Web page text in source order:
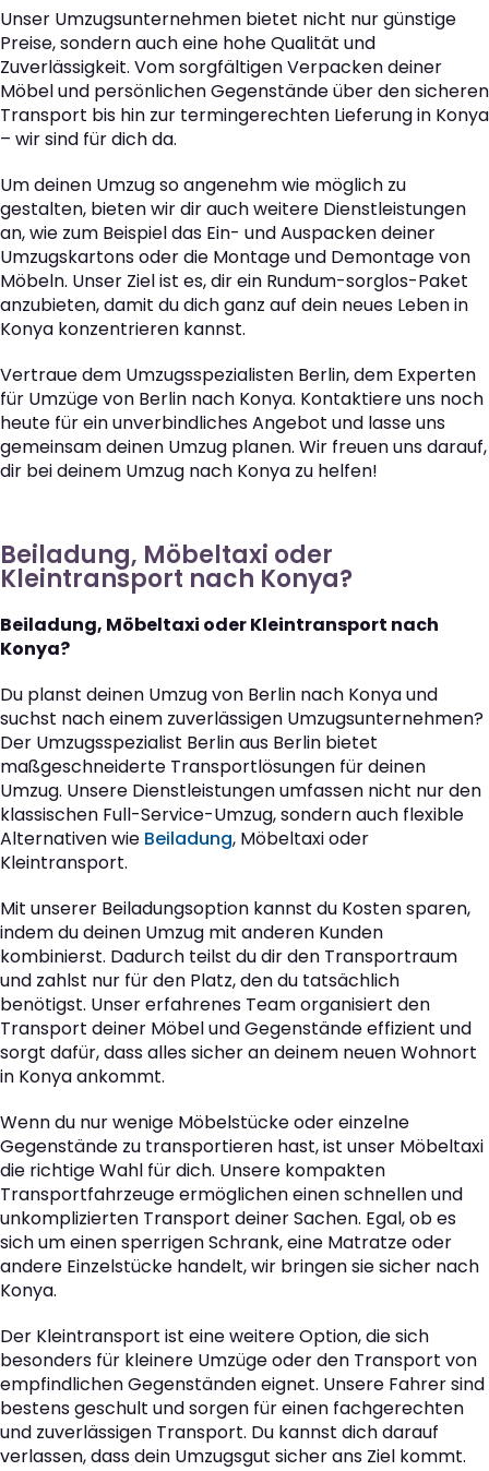
Unser Umzugsunternehmen bietet nicht nur günstige
Preise, sondern auch eine hohe Qualität und
Zuverlässigkeit. Vom sorgfältigen Verpacken deiner
Möbel und persönlichen Gegenstände über den sicheren
Transport bis hin zur termingerechten Lieferung in Konya
– wir sind für dich da.
Um deinen Umzug so angenehm wie möglich zu
gestalten, bieten wir dir auch weitere Dienstleistungen
an, wie zum Beispiel das Ein- und Auspacken deiner
Umzugskartons oder die Montage und Demontage von
Möbeln. Unser Ziel ist es, dir ein Rundum-sorglos-Paket
anzubieten, damit du dich ganz auf dein neues Leben in
Konya konzentrieren kannst.
Vertraue dem Umzugsspezialisten Berlin, dem Experten
für Umzüge von Berlin nach Konya. Kontaktiere uns noch
heute für ein unverbindliches Angebot und lasse uns
gemeinsam deinen Umzug planen. Wir freuen uns darauf,
dir bei deinem Umzug nach Konya zu helfen!
Beiladung, Möbeltaxi oder
Kleintransport nach Konya?
Beiladung, Möbeltaxi oder Kleintransport nach
Konya?
Du planst deinen Umzug von Berlin nach Konya und
suchst nach einem zuverlässigen Umzugsunternehmen?
Der Umzugsspezialist Berlin aus Berlin bietet
maßgeschneiderte Transportlösungen für deinen
Umzug. Unsere Dienstleistungen umfassen nicht nur den
klassischen Full-Service-Umzug, sondern auch flexible
Alternativen wie Beiladung, Möbeltaxi oder
Kleintransport.
Mit unserer Beiladungsoption kannst du Kosten sparen,
indem du deinen Umzug mit anderen Kunden
kombinierst. Dadurch teilst du dir den Transportraum
und zahlst nur für den Platz, den du tatsächlich
benötigst. Unser erfahrenes Team organisiert den
Transport deiner Möbel und Gegenstände effizient und
sorgt dafür, dass alles sicher an deinem neuen Wohnort
in Konya ankommt.
Wenn du nur wenige Möbelstücke oder einzelne
Gegenstände zu transportieren hast, ist unser Möbeltaxi
die richtige Wahl für dich. Unsere kompakten
Transportfahrzeuge ermöglichen einen schnellen und
unkomplizierten Transport deiner Sachen. Egal, ob es
sich um einen sperrigen Schrank, eine Matratze oder
andere Einzelstücke handelt, wir bringen sie sicher nach
Konya.
Der Kleintransport ist eine weitere Option, die sich
besonders für kleinere Umzüge oder den Transport von
empfindlichen Gegenständen eignet. Unsere Fahrer sind
bestens geschult und sorgen für einen fachgerechten
und zuverlässigen Transport. Du kannst dich darauf
verlassen, dass dein Umzugsgut sicher ans Ziel kommt.